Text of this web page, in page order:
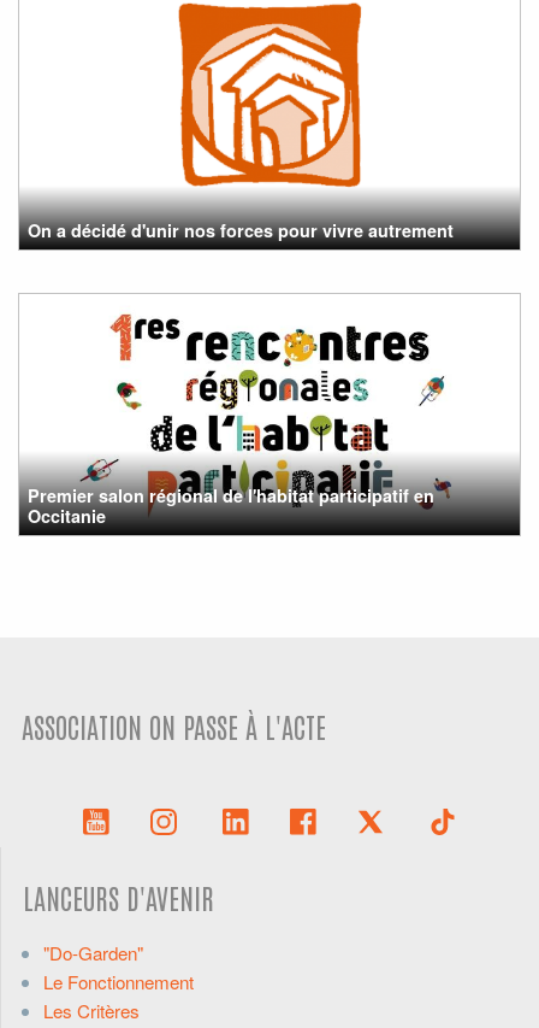
On a décidé d'unir nos forces pour vivre autrement
Premier salon régional de l'habitat participatif en
Occitanie
ASSOCIATION ON PASSE À L'ACTE
LANCEURS D'AVENIR
"Do-Garden"
Le Fonctionnement
Les Critères